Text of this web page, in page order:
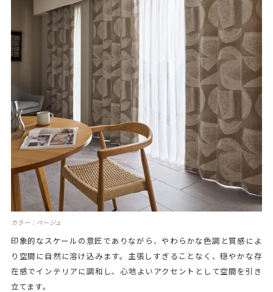
カラー：ベージュ
印象的なスケールの意匠でありながら、やわらかな色調と質感によ
り空間に自然に溶け込みます。主張しすぎることなく、穏やかな存
在感でインテリアに調和し、心地よいアクセントとして空間を引き
立てます。